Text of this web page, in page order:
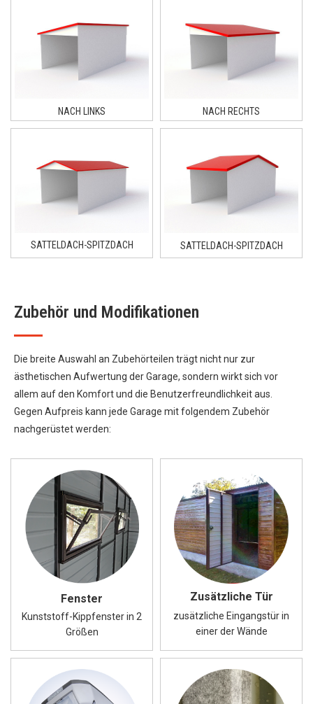
NACH LINKS NACH RECHTS
SATTELDACH-SPITZDACH SATTELDACH-SPITZDACH
Zubehör und Modifikationen
Die breite Auswahl an Zubehörteilen trägt nicht nur zur
ästhetischen Aufwertung der Garage, sondern wirkt sich vor
allem auf den Komfort und die Benutzerfreundlichkeit aus.
Gegen Aufpreis kann jede Garage mit folgendem Zubehör
nachgerüstet werden:
Fenster
Kunststoff-Kippfenster in 2
Größen
Zusätzliche Tür
zusätzliche Eingangstür in
einer der Wände